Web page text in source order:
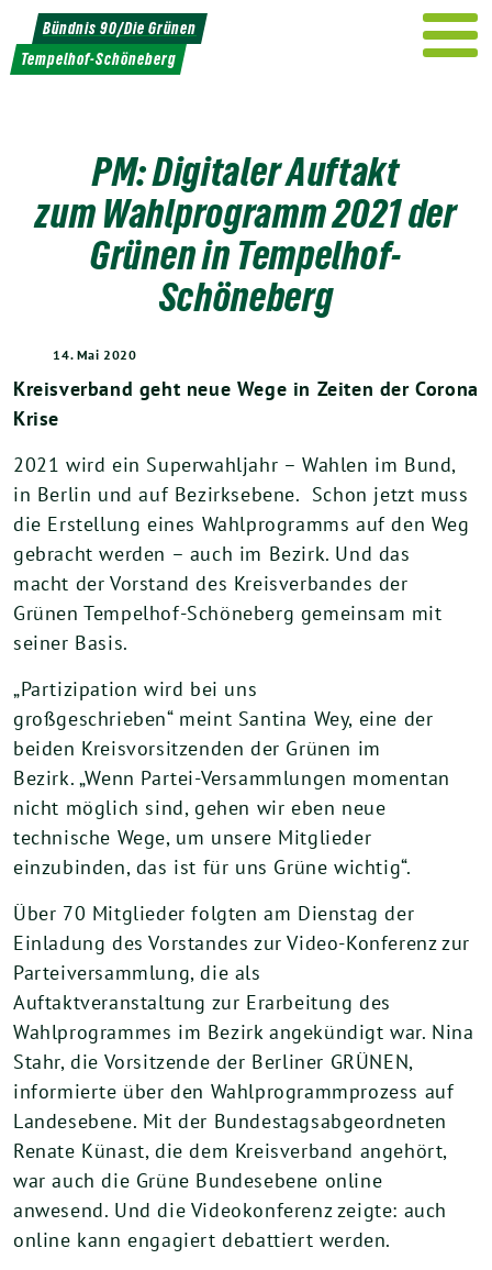
Weiter
zum
Inhalt
Bündnis 90/Die Grünen
Tempelhof-Schöneberg
PM: Digitaler Auftakt
zum Wahlprogramm 2021 der
Grünen in Tempelhof-
Schöneberg
14. Mai 2020
Kreisverband geht neue Wege in Zeiten der Corona
Krise
2021 wird ein Superwahljahr – Wahlen im Bund,
in Berlin und auf Bezirksebene. Schon jetzt muss
die Erstellung eines Wahlprogramms auf den Weg
gebracht werden – auch im Bezirk. Und das
macht der Vorstand des Kreisverbandes der
Grünen Tempelhof-Schöneberg gemeinsam mit
seiner Basis.
„Partizipation wird bei uns
großgeschrieben“ meint Santina Wey, eine der
beiden Kreisvorsitzenden der Grünen im
Bezirk. „Wenn Partei-Versammlungen momentan
nicht möglich sind, gehen wir eben neue
technische Wege, um unsere Mitglieder
einzubinden, das ist für uns Grüne wichtig“.
Über 70 Mitglieder folgten am Dienstag der
Einladung des Vorstandes zur Video-Konferenz zur
Parteiversammlung, die als
Auftaktveranstaltung zur Erarbeitung des
Wahlprogrammes im Bezirk angekündigt war. Nina
Stahr, die Vorsitzende der Berliner GRÜNEN,
informierte über den Wahlprogrammprozess auf
Landesebene. Mit der Bundestagsabgeordneten
Renate Künast, die dem Kreisverband angehört,
war auch die Grüne Bundesebene online
anwesend. Und die Videokonferenz zeigte: auch
online kann engagiert debattiert werden.